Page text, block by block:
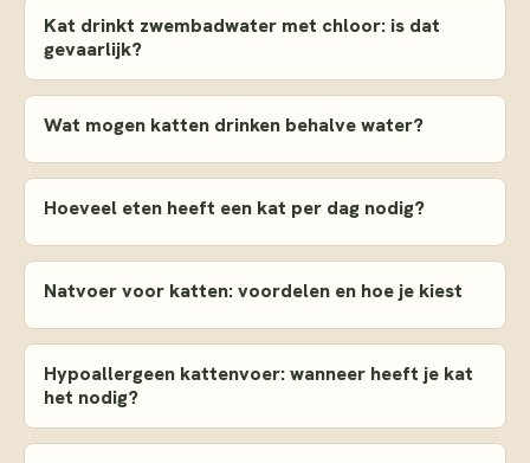
Kat drinkt zwembadwater met chloor: is dat
gevaarlijk?
Wat mogen katten drinken behalve water?
Hoeveel eten heeft een kat per dag nodig?
Natvoer voor katten: voordelen en hoe je kiest
Hypoallergeen kattenvoer: wanneer heeft je kat
het nodig?